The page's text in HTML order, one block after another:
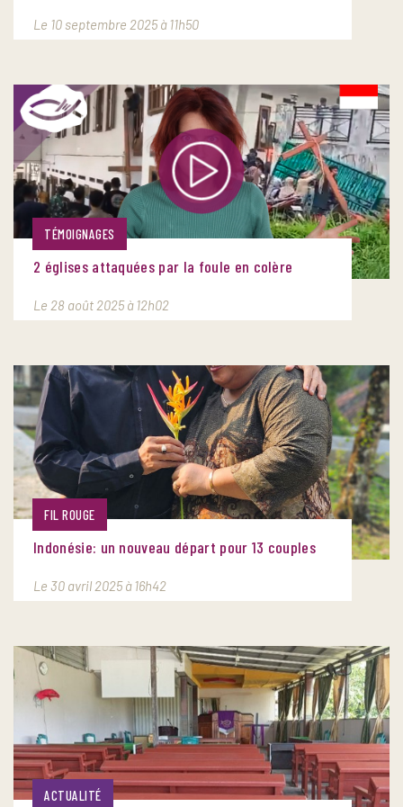
Le 10 septembre 2025 à 11h50
TÉMOIGNAGES
2 églises attaquées par la foule en colère
Le 28 août 2025 à 12h02
FIL ROUGE
Indonésie: un nouveau départ pour 13 couples
Le 30 avril 2025 à 16h42
ACTUALITÉ